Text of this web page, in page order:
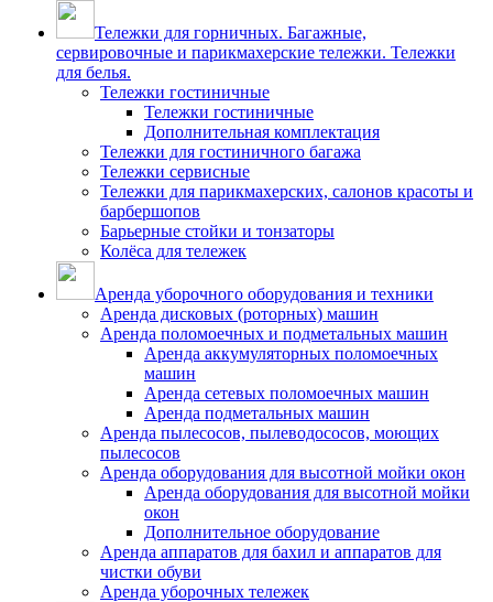
Тележки для горничных. Багажные,
сервировочные и парикмахерские тележки. Тележки
для белья.
Тележки гостиничные
Тележки гостиничные
Дополнительная комплектация
Тележки для гостиничного багажа
Тележки сервисные
Тележки для парикмахерских, салонов красоты и
барбершопов
Барьерные стойки и тонзаторы
Колёса для тележек
Аренда уборочного оборудования и техники
Аренда дисковых (роторных) машин
Аренда поломоечных и подметальных машин
Аренда аккумуляторных поломоечных
машин
Аренда сетевых поломоечных машин
Аренда подметальных машин
Аренда пылесосов, пылеводососов, моющих
пылесосов
Аренда оборудования для высотной мойки окон
Аренда оборудования для высотной мойки
окон
Дополнительное оборудование
Аренда аппаратов для бахил и аппаратов для
чистки обуви
Аренда уборочных тележек